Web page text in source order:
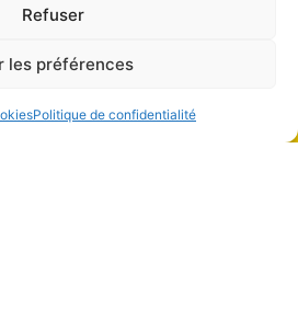
Refuser
les préférences
Politique de confidentialité
Médecine chinoise